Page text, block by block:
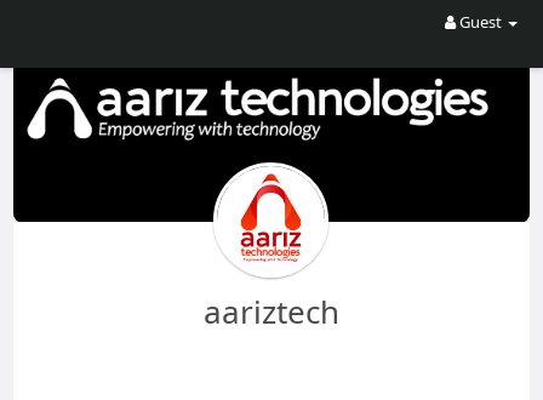
Guest
aariztech